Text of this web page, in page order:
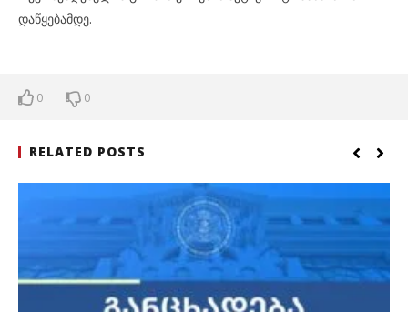
დაწყებამდე.
0 0
RELATED POSTS